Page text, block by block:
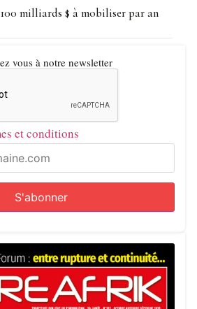
milliards $ à mobiliser par an
vous à notre newsletter
et conditions